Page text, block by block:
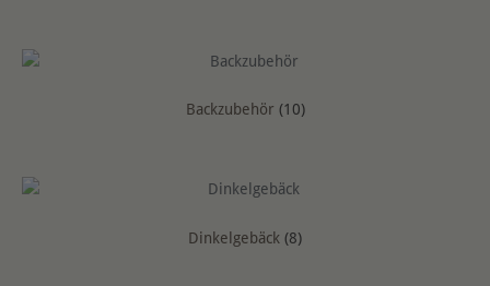
Backzubehör (10)
Dinkelgebäck (8)